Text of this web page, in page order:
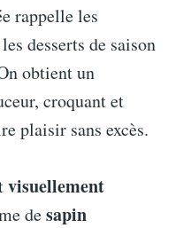
rappelle les
desserts de saison
obtient un
croquant et
plaisir sans excès.
visuellement
desapin